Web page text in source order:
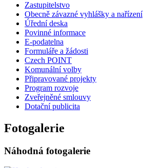
Zastupitelstvo
Obecně závazné vyhlášky a nařízení
Úřední deska
Povinné informace
E-podatelna
Formuláře a žádosti
Czech POINT
Komunální volby
Připravované projekty
Program rozvoje
Zveřejněné smlouvy
Dotační publicita
Fotogalerie
Náhodná fotogalerie